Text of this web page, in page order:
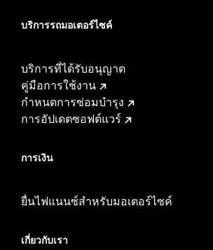
บริการรถมอเตอร์ไซค์​
บริการที่ได้รับอนุญาต
คู่มือการใช้งาน
กำหนดการซ่อมบำรุง
การอัปเดตซอฟต์แวร์
การเงิน
ยื่นไฟแนนซ์สำหรับมอเตอร์ไซค์
เกี่ยวกับเรา